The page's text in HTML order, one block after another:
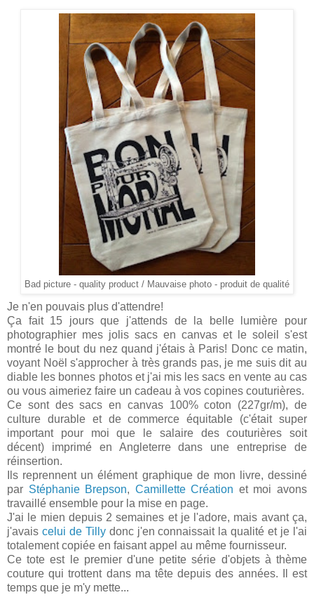
Bad picture - quality product / Mauvaise photo - produit de qualité
Je n'en pouvais plus d'attendre!
Ça fait 15 jours que j'attends de la belle lumière pour
photographier mes jolis sacs en canvas et le soleil s'est
montré le bout du nez quand j'étais à Paris! Donc ce matin,
voyant Noël s'approcher à très grands pas, je me suis dit au
diable les bonnes photos et j'ai mis les sacs en vente au cas
ou vous aimeriez faire un cadeau à vos copines couturières.
Ce sont des sacs en canvas 100% coton (227gr/m), de
culture durable et de commerce équitable (c'était super
important pour moi que le salaire des couturières soit
décent) imprimé en Angleterre dans une entreprise de
réinsertion.
Ils reprennent un élément graphique de mon livre, dessiné
par Stéphanie Brepson, Camillette Création et moi avons
travaillé ensemble pour la mise en page.
J'ai le mien depuis 2 semaines et je l'adore, mais avant ça,
j'avais celui de Tillydonc j'en connaissait la qualité et je l'ai
totalement copiée en faisant appel au même fournisseur.
Ce tote est le premier d'une petite série d'objets à thème
couture qui trottent dans ma tête depuis des années. Il est
temps que je m'y mette...